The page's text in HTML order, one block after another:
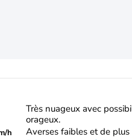
h
Très nuageux avec
orageux.
Averses faibles et de plus